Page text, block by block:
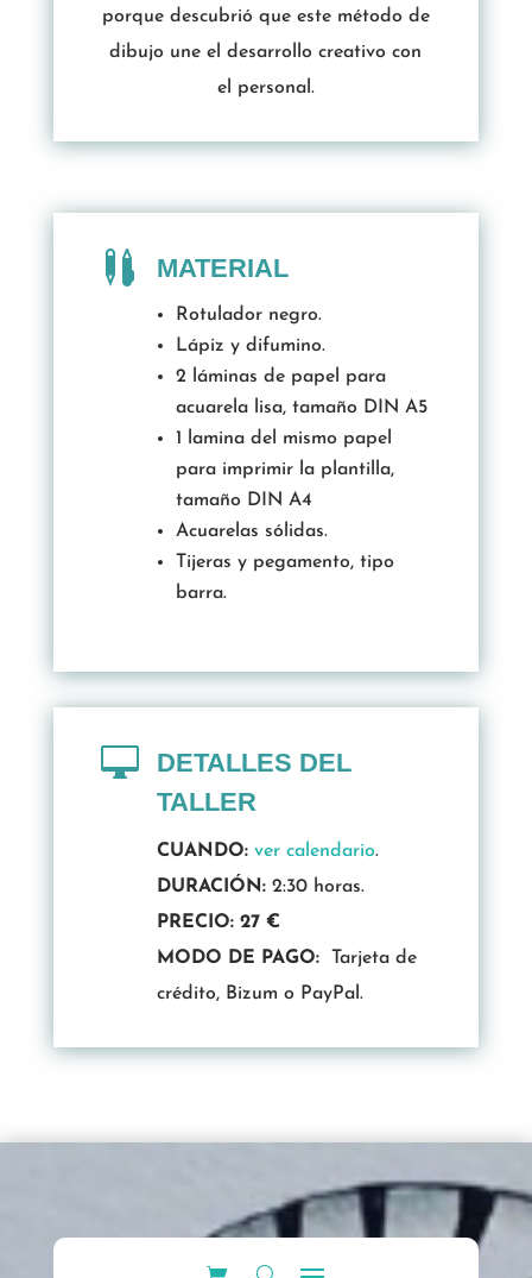
porque descubrió que este método de
dibujo une el desarrollo creativo con
el personal.
 MATERIAL
Rotulador negro.
Lápiz y difumino.
2 láminas de papel para
acuarela lisa, tamaño DIN A5
1 lamina del mismo papel
para imprimir la plantilla,
tamaño DIN A4
Acuarelas sólidas.
Tijeras y pegamento, tipo
barra.

DETALLES DEL
TALLER
CUANDO: ver calendario.
DURACIÓN:2:30 horas.
PRECIO: 27 €
MODO DE PAGO:
Tarjeta de
crédito, Bizum o PayPal.